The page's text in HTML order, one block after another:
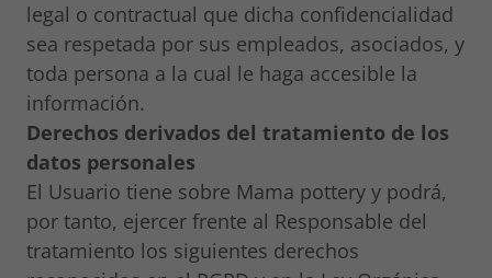
legal o contractual que dicha confidencialidad
sea respetada por sus empleados, asociados, y
toda persona a la cual le haga accesible la
información.
Derechos derivados del tratamiento de los
datos personales
El Usuario tiene sobre Mama pottery y podrá,
por tanto, ejercer frente al Responsable del
tratamiento los siguientes derechos